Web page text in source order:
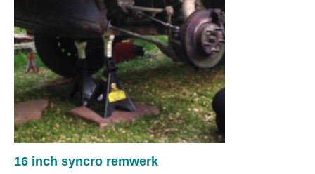
16 inch syncro remwerk